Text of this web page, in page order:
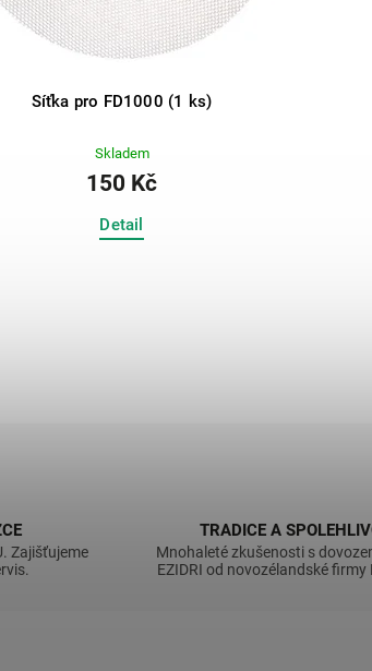
Síťka pro FD1000 (1 ks)
Skladem
150 Kč
Detail
Zajišťujeme
TRADICE A
Mnohaleté zkušenosti s
EZIDRI od novozélandské firmy